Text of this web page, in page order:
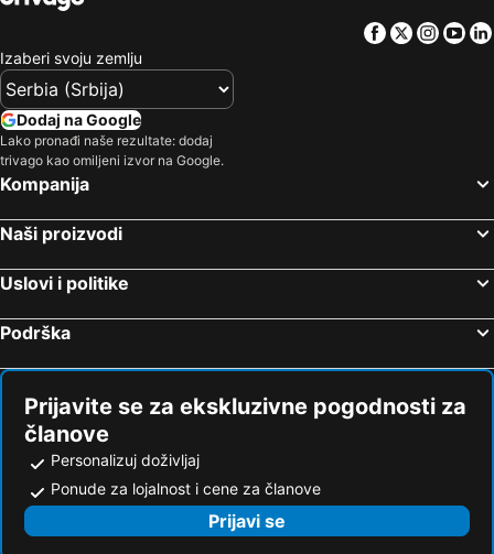
Facebook
Twitter
Izaberi svoju zemlju
Dodaj na Google
Lako pronađi naše rezultate: dodaj
trivago kao omiljeni izvor na Google.
Kompanija
Naši proizvodi
Uslovi i politike
Podrška
Prijavite se za ekskluzivne pogodnosti za
članove
Personalizuj doživljaj
Ponude za lojalnost i cene za članove
Prijavi se